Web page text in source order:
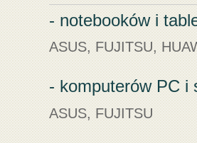
- notebooków i
ASUS, FUJITSU,
- komputerów PC i
ASUS, FUJITSU